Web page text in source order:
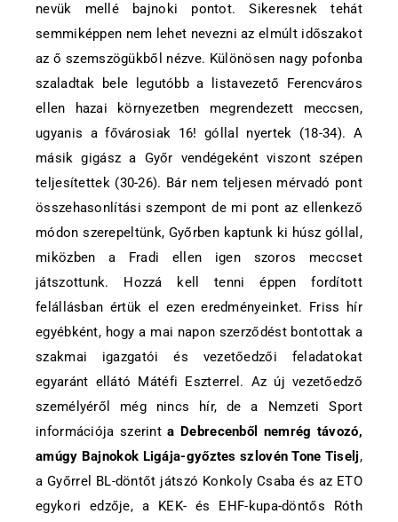
nevük mellé bajnoki pontot. Sikeresnek tehát
semmiképpen nem lehet nevezni az elmúlt időszakot
az ő szemszögükből nézve. Különösen nagy pofonba
szaladtak bele legutóbb a listavezető Ferencváros
ellen hazai környezetben megrendezett meccsen,
ugyanis a fővárosiak 16! góllal nyertek (18-34). A
másik gigász a Győr vendégeként viszont szépen
teljesítettek (30-26). Bár nem teljesen mérvadó pont
összehasonlítási szempont de mi pont az ellenkező
módon szerepeltünk, Győrben kaptunk ki húsz góllal,
miközben a Fradi ellen igen szoros meccset
játszottunk. Hozzá kell tenni éppen fordított
felállásban értük el ezen eredményeinket. Friss hír
egyébként, hogy a mai napon szerződést bontottak a
szakmai igazgatói és vezetőedzői feladatokat
egyaránt ellátó Mátéfi Eszterrel. Az új vezetőedző
személyéről még nincs hír, de a Nemzeti Sport
információja szerinta Debrecenből nemrég távozó,
amúgy Bajnokok Ligája-győztes szlovén Tone Tiselj,
a Győrrel BL-döntőt játszó Konkoly Csaba és az ETO
egykori edzője, a KEK- és EHF-kupa-döntős Róth